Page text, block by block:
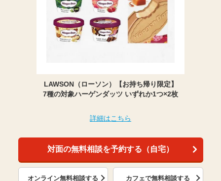
LAWSON（ローソン）【お持ち帰り限定】
7種の対象ハーゲンダッツ いずれか1つ×2枚
詳細はこちら
対面の無料相談を予約する（自宅）
オンライン無料相談する カフェで無料相談する